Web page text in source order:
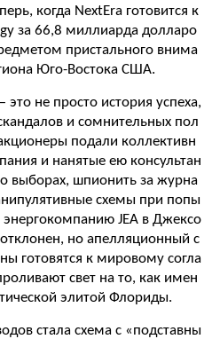
когда NextEra готовится к
за 66,8 миллиарда долларо
пристального внима
Юго-Востока США.
не просто история успеха,
и сомнительных пол
подали коллективн
и нанятые ею консультан
выборах, шпионить за журна
схемы при попы
JEA в Джексо
но апелляционный с
готовятся к мировому согла
свет на то, как имен
элитой Флориды.
стала схема с «подставны